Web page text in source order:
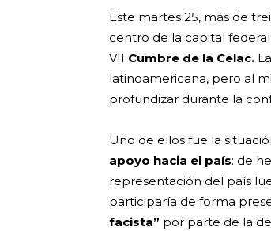
Este martes 25, más de
centro de la capital
VII Cumbre de la Celac.
latinoamericana, pero al
profundizar durante la
Uno de ellos fue la
apoyo hacia el país: de
representación del país
participaría de forma
facista” por parte de la